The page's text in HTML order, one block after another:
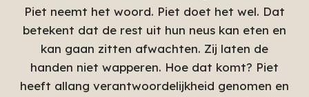
Piet neemt het woord. Piet doet het wel. Dat
betekent dat de rest uit hun neus kan eten en
kan gaan zitten afwachten. Zij laten de
handen niet wapperen. Hoe dat komt? Piet
heeft allang verantwoordelijkheid genomen en